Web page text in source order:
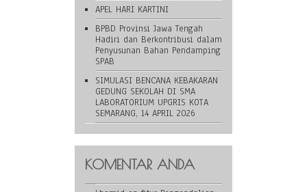
APEL HARI KARTINI
BPBD Provinsi Jawa Tengah
Hadiri dan Berkontribusi dalam
Penyusunan Bahan Pendamping
SPAB
SIMULASI BENCANA KEBAKARAN
GEDUNG SEKOLAH DI SMA
LABORATORIUM UPGRIS KOTA
SEMARANG, 14 APRIL 2026
KOMENTAR ANDA